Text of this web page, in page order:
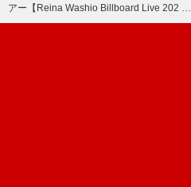
アー【Reina Washio Billboard Live 202 …